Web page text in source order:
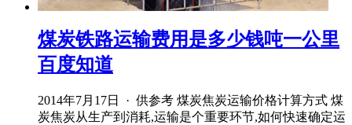
煤炭铁路运输费用是多少钱吨一公里
百度知道
2014年7月17日 · 供参考 煤炭焦炭运输价格计算方式 煤
炭焦炭从生产到消耗,运输是个重要环节,如何快速确定运